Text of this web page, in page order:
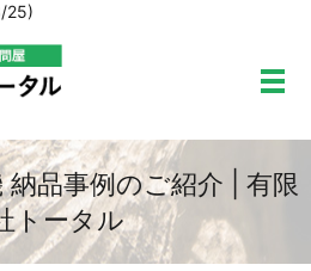
25)
メ
品事例のご紹介 | 有限
トータル